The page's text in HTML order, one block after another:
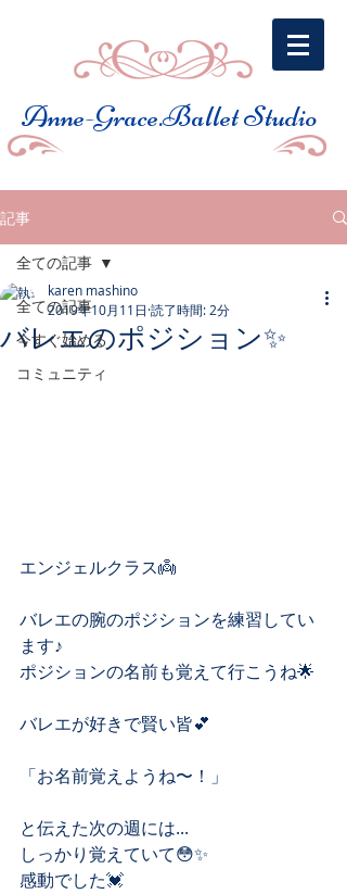
​Anne-Grace.Ballet Studio
記事
全ての記事
今すぐ始める
コミュニティ
全ての記事
バレエのポジション✨
karen mashino
2019年10月11日 読了時間: 2分
エンジェルクラス👼﻿
バレエの腕のポジションを練習してい
ます♪﻿
ポジションの名前も覚えて行こうね🌟﻿
バレエが好きで賢い皆💕
「お名前覚えようね〜！」
と伝えた次の週には...
しっかり覚えていて😳✨
感動でした💓